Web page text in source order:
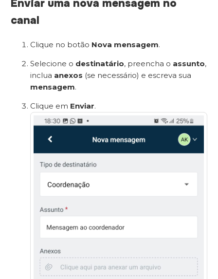
Enviar uma nova mensagem no
canal
Clique no botão Nova mensagem.
Selecione o destinatário, preencha o assunto,
inclua anexos (se necessário) e escreva sua
mensagem.
Clique em Enviar.